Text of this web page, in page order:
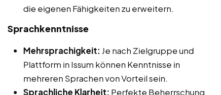
die eigenen Fähigkeiten zu erweitern.
Sprachkenntnisse
Mehrsprachigkeit: Je nach Zielgruppe und
Plattform in Issum können Kenntnisse in
mehreren Sprachen von Vorteil sein.
Sprachliche Klarheit: Perfekte Beherrschung